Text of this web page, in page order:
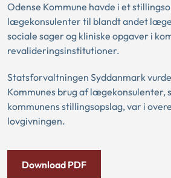
Odense Kommune havde i et
lægekonsulenter til blandt andet
sociale sager og kliniske opgaver i
revalideringsinstitutioner.
Statsforvaltningen Syddanmark
Kommunes brug af lægekonsulenter,
kommunens stillingsopslag, var i
lovgivningen.
Download PDF